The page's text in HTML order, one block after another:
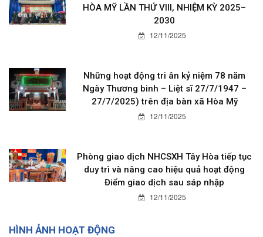
HÒA MỸ LẦN THỨ VIII, NHIỆM KỲ 2025–
2030
12/11/2025
Những hoạt động tri ân kỷ niệm 78 năm
Ngày Thương binh – Liệt sĩ 27/7/1947 –
27/7/2025) trên địa bàn xã Hòa Mỹ
12/11/2025
Phòng giao dịch NHCSXH Tây Hòa tiếp tục
duy trì và nâng cao hiệu quả hoạt động
Điểm giao dịch sau sáp nhập
12/11/2025
HÌNH ẢNH HOẠT ĐỘNG